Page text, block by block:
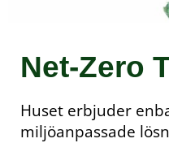
Net-Zero
Huset erbjuder
miljöanpassade